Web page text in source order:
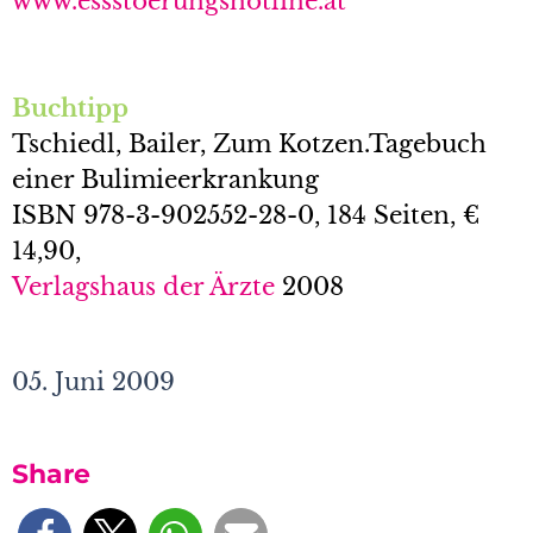
Buchtipp
Tschiedl, Bailer, Zum Kotzen.Tagebuch
einer Bulimieerkrankung
ISBN 978-3-902552-28-0, 184 Seiten, €
14,90,
Verlagshaus der Ärzte 2008
05. Juni 2009
Share